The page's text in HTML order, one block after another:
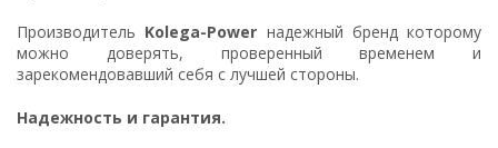
Производитель Kolega-Power надежный бренд которому
можно доверять, проверенный временем и
зарекомендовавший себя с лучшей стороны.
Надежность и гарантия.